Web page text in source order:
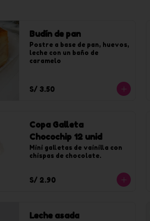
Budín de pan
Postre a base de pan, huevos,
leche con un baño de
caramelo
S/ 3.50
Copa Galleta
Chocochip 12 unid
Mini galletas de vainilla con
chispas de chocolate.
S/ 2.90
Leche asada